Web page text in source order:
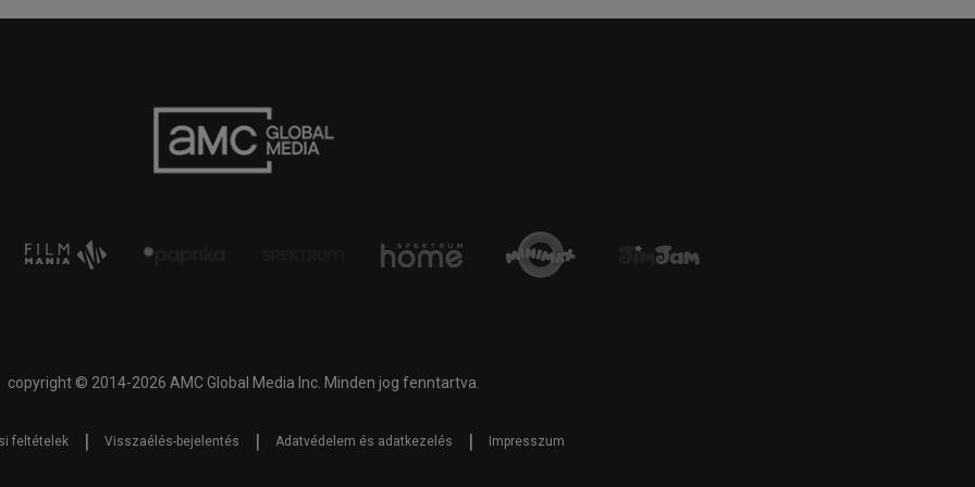
copyright © 2014-2026 AMC Global Media Inc. Minden jog fenntartva.
feltételek | Visszaélés-bejelentés | Adatvédelem és adatkezelés | Impresszum